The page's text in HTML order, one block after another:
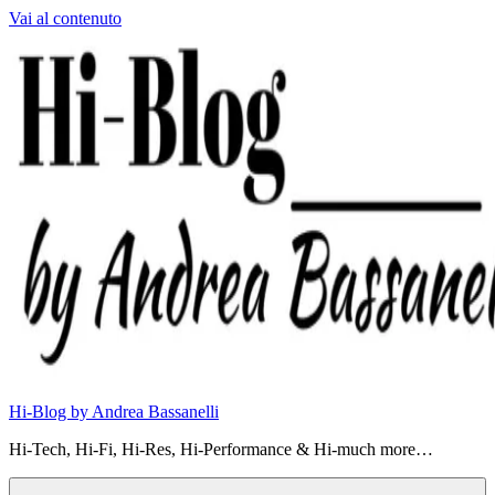
Vai al contenuto
Hi-Blog by Andrea Bassanelli
Hi-Tech, Hi-Fi, Hi-Res, Hi-Performance & Hi-much more…